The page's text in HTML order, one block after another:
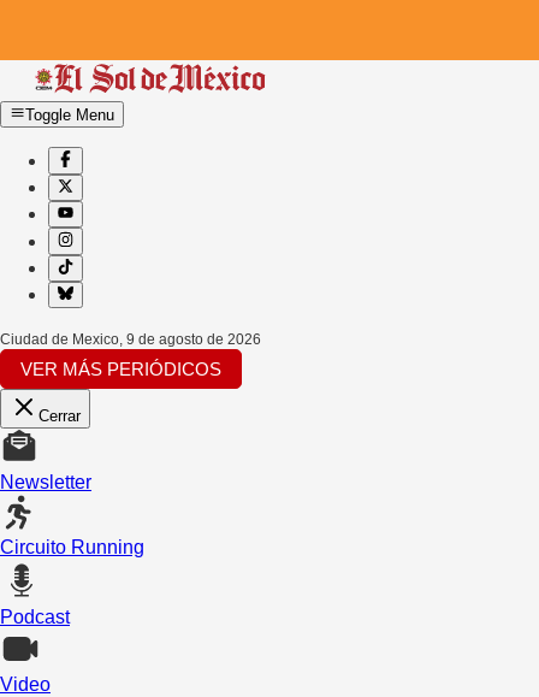
Toggle Menu
Ciudad de Mexico, 9 de agosto de 2026
VER MÁS PERIÓDICOS
Cerrar
Newsletter
Circuito Running
Podcast
Video